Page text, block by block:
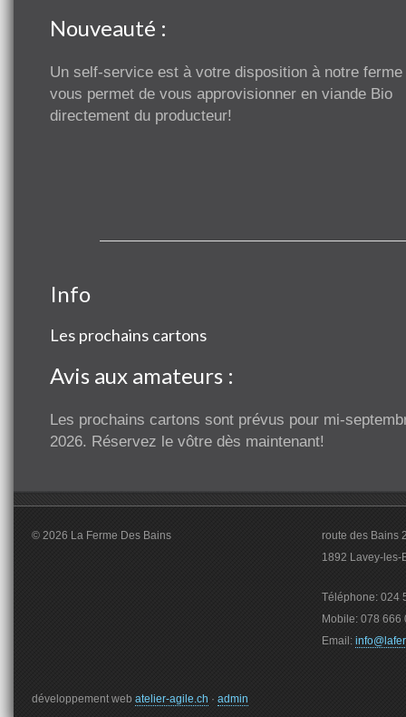
Nouveauté :
Un self-service est à votre disposition à notre ferme
vous permet de vous approvisionner en viande Bio
directement du producteur!
Info
Les prochains cartons
Avis aux amateurs :
Les prochains cartons sont prévus pour mi-
2026. Réservez le vôtre dès maintenant!
© 2026 La Ferme Des Bains
route des Bains
1892 Lavey-les-
Téléphone: 024
Mobile: 078 666
Email:
développement web atelier-agile.ch · admin